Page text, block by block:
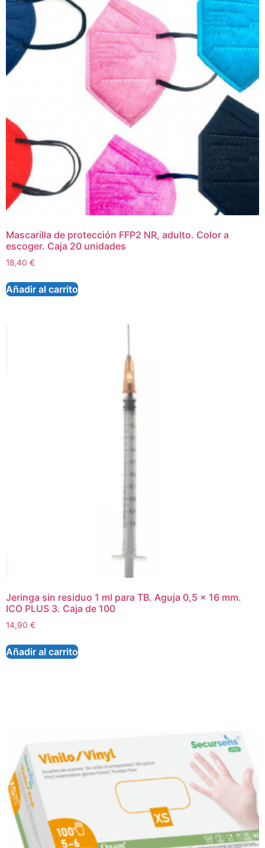
Mascarilla de protección FFP2 NR, adulto. Color a
escoger. Caja 20 unidades
18,40 €
Añadir al carrito
Jeringa sin residuo 1 ml para TB. Aguja 0,5 x 16 mm.
ICO PLUS 3. Caja de 100
14,90 €
Añadir al carrito